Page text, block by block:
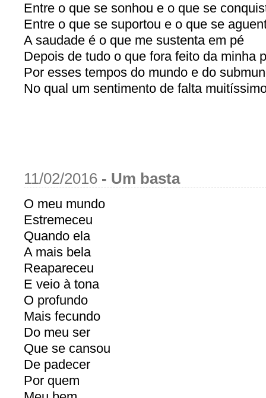
Entre o que se sonhou e o que se
Entre o que se suportou e o que se
A saudade é o que me sustenta em pé
Depois de tudo o que fora feito da minha
Por esses tempos do mundo e do
No qual um sentimento de falta
11/02/2016 - Um basta
O meu mundo
Estremeceu
Quando ela
A mais bela
Reapareceu
E veio à tona
O profundo
Mais fecundo
Do meu ser
Que se cansou
De padecer
Por quem